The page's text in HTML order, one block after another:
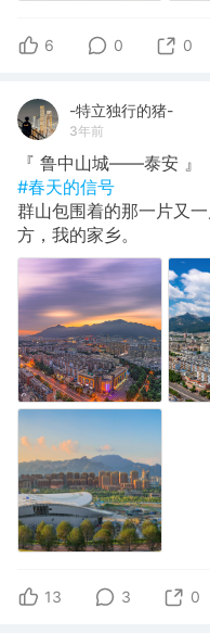
6 0 0
-特立独行的猪-
3年前
『 鲁中山城——泰安 』
#春天的信号
群山包围着的那一片又
方，我的家乡。
13 3 0